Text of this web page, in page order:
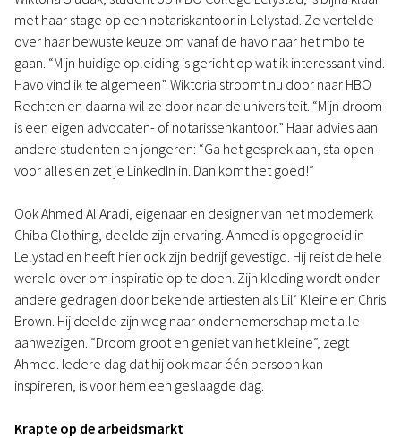
met haar stage op een notariskantoor in Lelystad. Ze vertelde
over haar bewuste keuze om vanaf de havo naar het mbo te
gaan. “Mijn huidige opleiding is gericht op wat ik interessant vind.
Havo vind ik te algemeen”. Wiktoria stroomt nu door naar HBO
Rechten en daarna wil ze door naar de universiteit. “Mijn droom
is een eigen advocaten- of notarissenkantoor.” Haar advies aan
andere studenten en jongeren: “Ga het gesprek aan, sta open
voor alles en zet je LinkedIn in. Dan komt het goed!”
Ook Ahmed Al Aradi, eigenaar en designer van het modemerk
Chiba Clothing, deelde zijn ervaring. Ahmed is opgegroeid in
Lelystad en heeft hier ook zijn bedrijf gevestigd. Hij reist de hele
wereld over om inspiratie op te doen. Zijn kleding wordt onder
andere gedragen door bekende artiesten als Lil’ Kleine en Chris
Brown. Hij deelde zijn weg naar ondernemerschap met alle
aanwezigen. “Droom groot en geniet van het kleine”, zegt
Ahmed. Iedere dag dat hij ook maar één persoon kan
inspireren, is voor hem een geslaagde dag.
Krapte op de arbeidsmarkt